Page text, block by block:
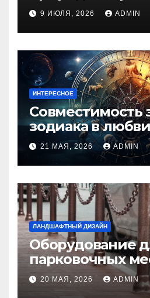
духом
9 ИЮЛЯ, 2026 ADMIN
ИНТЕРЕСНОЕ
Совместимость
зодиака в
идеальную
избежать
21 МАЯ, 2026 ADMIN
ЛАНДШАФТНЫЙ ДИЗАЙН
Оборудование
парковочных
функции и
установки
20 МАЯ, 2026 ADMIN